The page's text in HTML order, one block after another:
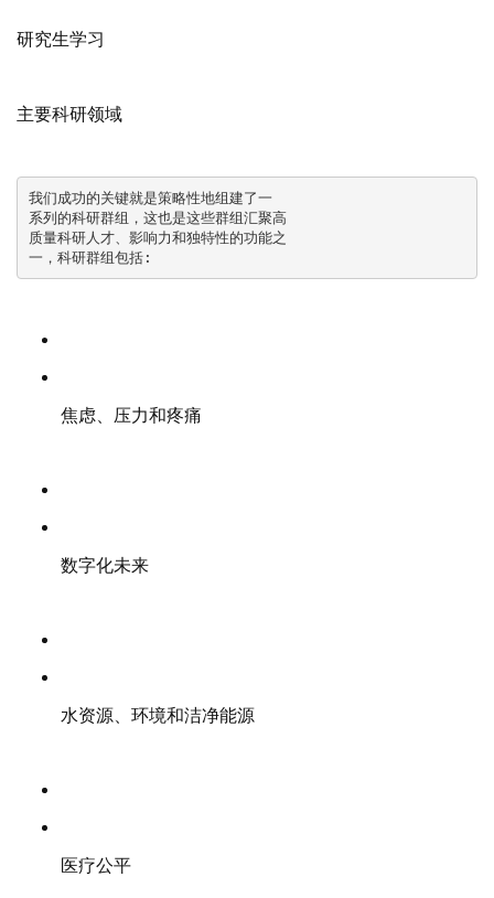
研究生学习
主要科研领域
我们成功的关键就是策略性地组建了一
系列的科研群组，这也是这些群组汇聚高
质量科研人才、影响力和独特性的功能之
一，科研群组包括:
焦虑、压力和疼痛
数字化未来
水资源、环境和洁净能源
医疗公平